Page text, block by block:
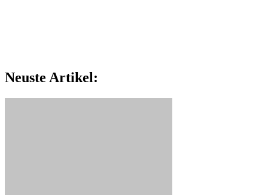
Neuste Artikel: